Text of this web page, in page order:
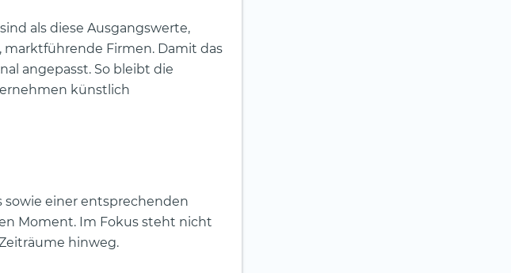
als diese Ausgangswerte,
marktführende Firmen. Damit das
angepasst. So bleibt die
künstlich
sowie einer entsprechenden
Moment. Im Fokus steht nicht
hinweg.